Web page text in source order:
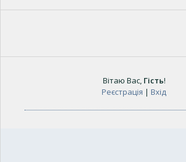
Вітаю Вас, Гість!
Реєстрація | Вхід